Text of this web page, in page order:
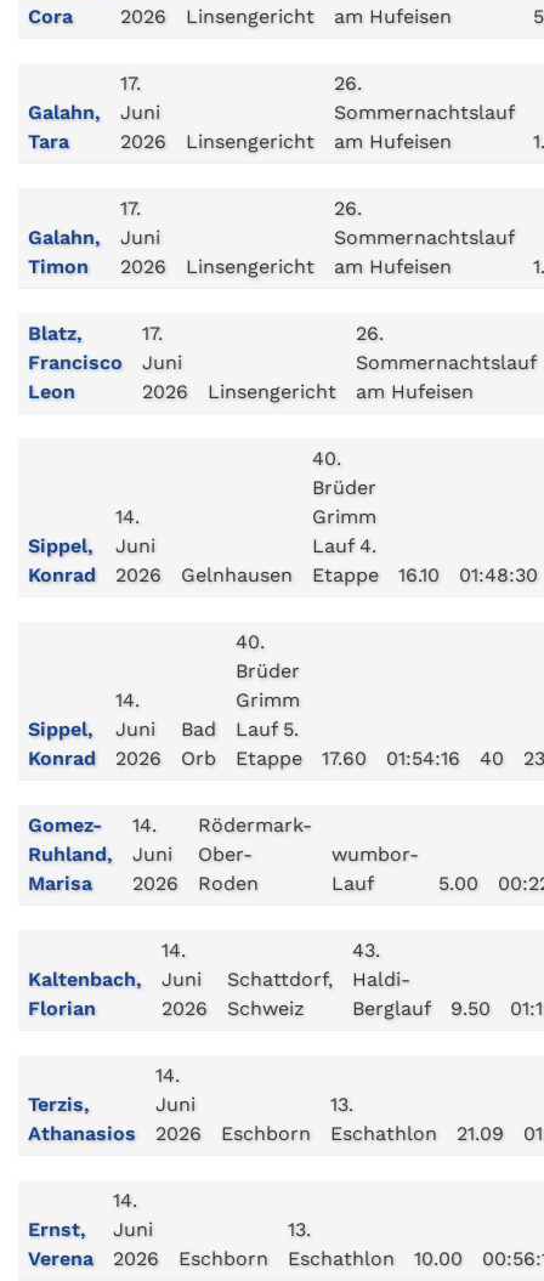
Cora
2026
Linsengericht
am Hufeisen
Galahn,
Tara
17.
Juni
2026
Linsengericht
26.
Sommernachtslauf
am Hufeisen
Galahn,
Timon
17.
Juni
2026
Linsengericht
26.
Sommernachtslauf
am Hufeisen
Blatz,
Francisco
Leon
17.
Juni
2026
Linsengericht
26.
Sommernachtslauf
am Hufeisen
Sippel,
Konrad
14.
Juni
2026
Gelnhausen
40.
Brüder
Grimm
Lauf 4.
Etappe
16.10 01:48:30
Sippel,
Konrad
14.
Juni
2026
Bad
Orb
40.
Brüder
Grimm
Lauf 5.
Etappe
17.60 01:54:16 40
Gomez-
Ruhland,
Marisa
14.
Juni
2026
Rödermark-
Ober-
Roden
wumbor-
Lauf
5.00
Kaltenbach,
Florian
14.
Juni
2026
Schattdorf,
Schweiz
43.
Haldi-
Berglauf
9.50
Terzis,
Athanasios
14.
Juni
2026
Eschborn
13.
Eschathlon
21.09
Ernst,
Verena
14.
Juni
2026
Eschborn
13.
Eschathlon
10.00